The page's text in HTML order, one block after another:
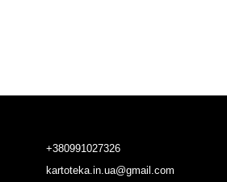
+380991027326
kartoteka.in.ua@gmail.com